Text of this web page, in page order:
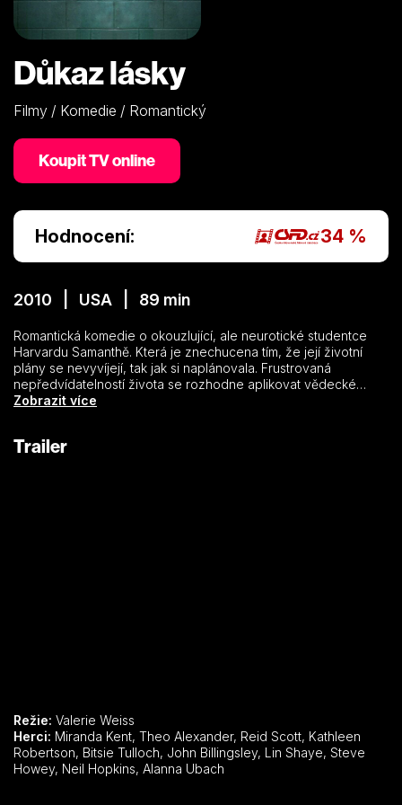
Důkaz lásky
Filmy / Komedie / Romantický
Koupit TV online
Hodnocení: 34 %
2010 | USA | 89 min
Romantická komedie o okouzlující, ale neurotické studentce
Harvardu Samanthě. Která je znechucena tím, že její životní
plány se nevyvíjejí, tak jak si naplánovala. Frustrovaná
nepředvídatelností života se rozhodne aplikovat vědecké
principy na svůj dosavadní milostný život. Samantha se vydá na
dáno, že důležitější než místo, kde zakotvíme, je cesta po
Zobrazit více
Trailer
Režie: Valerie Weiss
Herci:
Robertson, Bitsie Tulloch, John Billingsley, Lin Shaye, Steve
Howey, Neil Hopkins, Alanna Ubach